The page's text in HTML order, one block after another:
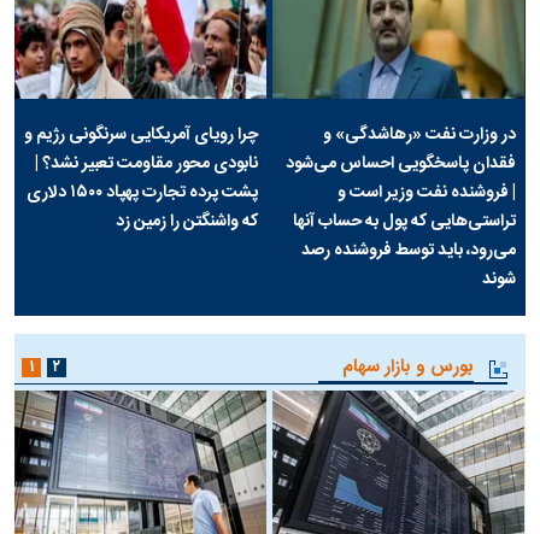
در وزارت نفت «رهاشدگی» و
فقدان پاسخگویی احساس می‌شود
| فروشنده نفت وزیر است و
تراستی‌هایی که پول به حساب آنها
می‌رود، باید توسط فروشنده رصد
شوند
چرا رویای آمریکایی سرنگونی رژیم و
نابودی محور مقاومت تعبیر نشد؟ |
پشت پرده تجارت پهپاد‌ ۱۵۰۰ دلاری
که واشنگتن را زمین زد
بورس و بازار سهام ۱ ۲